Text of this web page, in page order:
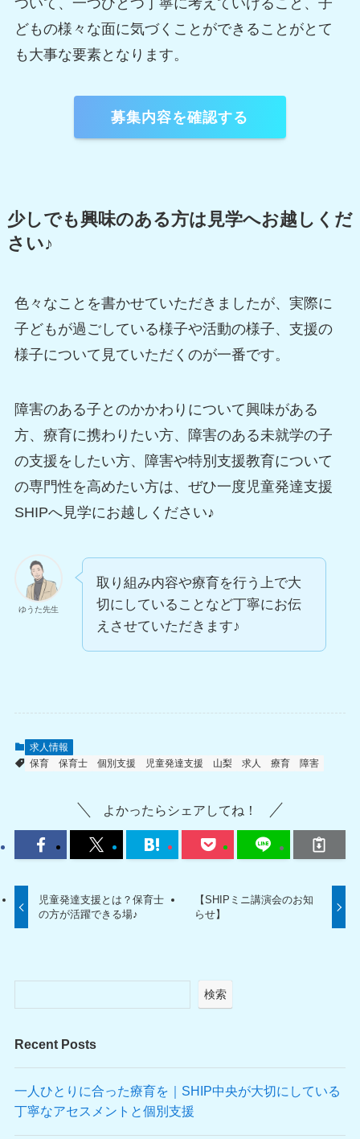
どもの様々な面に気づくことができることがとて
も大事な要素となります。
募集内容を確認する
少しでも興味のある方は見学へお越しくだ
さい♪
色々なことを書かせていただきましたが、実際に
子どもが過ごしている様子や活動の様子、支援の
様子について見ていただくのが一番です。
障害のある子とのかかわりについて興味がある
方、療育に携わりたい方、障害のある未就学の子
の支援をしたい方、障害や特別支援教育について
の専門性を高めたい方は、ぜひ一度児童発達支援
SHIPへ見学にお越しください♪
ゆうた先生
取り組み内容や療育を行う上で大
切にしていることなど丁寧にお伝
えさせていただきます♪
求人情報
保育
保育士 個別支援 児童発達支援 山梨 求人 療育 障害
よかったらシェアしてね！
児童発達支援とは？保育士
の方が活躍できる場♪
【SHIPミニ講演会のお知
らせ】
検索
Recent Posts
一人ひとりに合った療育を｜SHIP中央が大切にしている
丁寧なアセスメントと個別支援